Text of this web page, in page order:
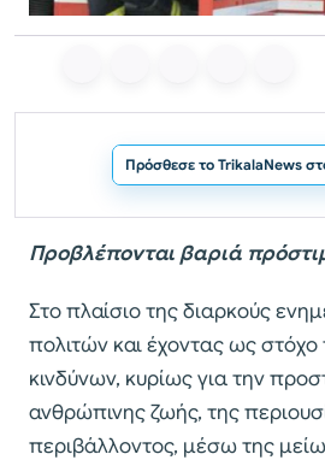
Πρόσθεσε το TrikalaNews
Προβλέπονται βαριά
Στο πλαίσιο της διαρκούς
πολιτών και έχοντας ως στόχο
κινδύνων, κυρίως για την
ανθρώπινης ζωής, της
περιβάλλοντος, μέσω της